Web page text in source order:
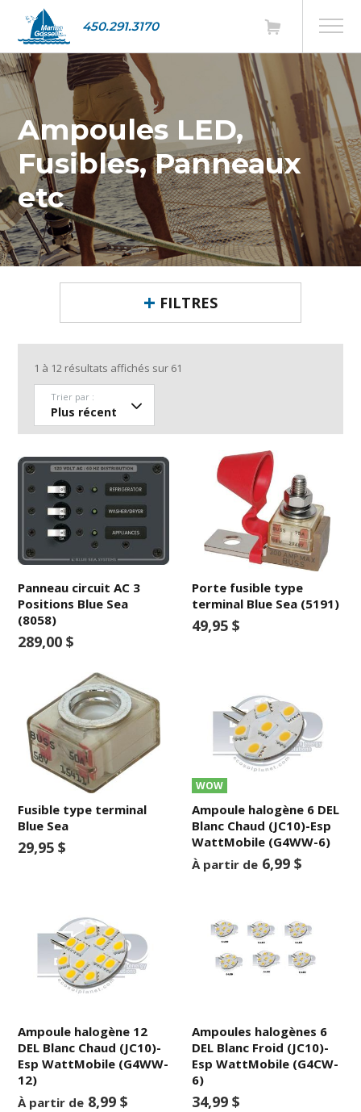
450.291.3170
Ampoules LED,
Fusibles, Panneaux
etc
FILTRES
1 à 12 résultats affichés sur 61
Trier par :
Panneau circuit AC 3
Positions Blue Sea
(8058)
289,00 $
Porte fusible type
terminal Blue Sea (5191)
49,95 $
Fusible type terminal
Blue Sea
29,95 $
WOW
Ampoule halogène 6 DEL
Blanc Chaud (JC10)-Esp
WattMobile (G4WW-6)
À partir de 6,99 $
Ampoule halogène 12
DEL Blanc Chaud (JC10)-
Esp WattMobile (G4WW-
12)
À partir de 8,99 $
Ampoules halogènes 6
DEL Blanc Froid (JC10)-
Esp WattMobile (G4CW-
6)
34,99 $